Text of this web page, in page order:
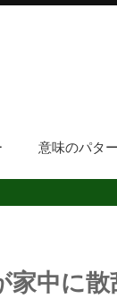
意味のパタ
中に散